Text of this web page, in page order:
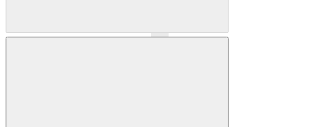
Précédent